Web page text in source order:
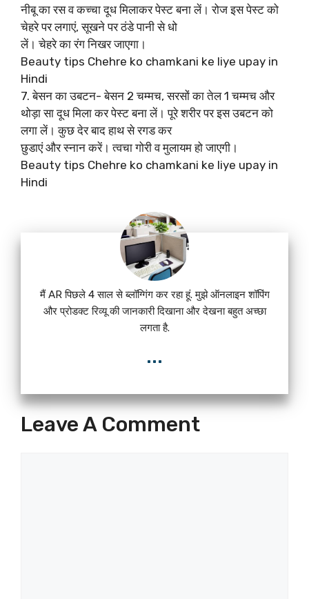
नीबू का रस व कच्चा दूध मिलाकर पेस्ट बना लें। रोज इस पेस्ट को
चेहरे पर लगाएं, सूखने पर ठंडे पानी से धो
लें। चेहरे का रंग निखर जाएगा।
Beauty tips Chehre ko chamkani ke liye upay in
Hindi
7. बेसन का उबटन- बेसन 2 चम्मच, सरसों का तेल 1 चम्मच और
थोड़ा सा दूध मिला कर पेस्ट बना लें। पूरे शरीर पर इस उबटन को
लगा लें। कुछ देर बाद हाथ से रगड कर
छुडाएं और स्नान करें। त्वचा गोरी व मुलायम हो जाएगी।
Beauty tips Chehre ko chamkani ke liye upay in
Hindi
मैं AR पिछले 4 साल से ब्लॉग्गिंग कर रहा हूं. मुझे ऑनलाइन शॉपिंग
और प्रोडक्ट रिव्यू की जानकारी दिखाना और देखना बहुत अच्छा
लगता है.
...
Leave A Comment